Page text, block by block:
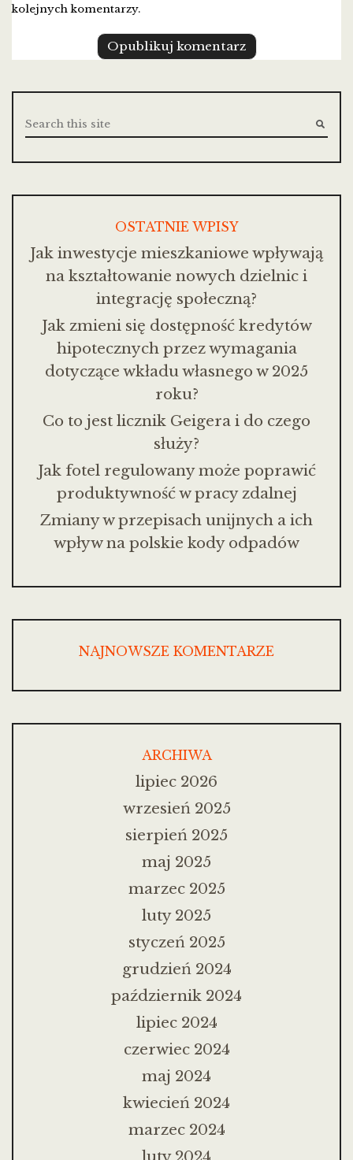
kolejnych komentarzy.
OSTATNIE WPISY
Jak inwestycje mieszkaniowe wpływają
na kształtowanie nowych dzielnic i
integrację społeczną?
Jak zmieni się dostępność kredytów
hipotecznych przez wymagania
dotyczące wkładu własnego w 2025
roku?
Co to jest licznik Geigera i do czego
służy?
Jak fotel regulowany może poprawić
produktywność w pracy zdalnej
Zmiany w przepisach unijnych a ich
wpływ na polskie kody odpadów
NAJNOWSZE KOMENTARZE
ARCHIWA
lipiec 2026
wrzesień 2025
sierpień 2025
maj 2025
marzec 2025
luty 2025
styczeń 2025
grudzień 2024
październik 2024
lipiec 2024
czerwiec 2024
maj 2024
kwiecień 2024
marzec 2024
luty 2024